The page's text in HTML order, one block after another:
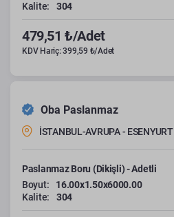
Kalite:
304
479,51 ₺/Adet
KDV Hariç: 399,59 ₺/Adet
Oba Paslanmaz
İSTANBUL-AVRUPA - ESENYURT
Paslanmaz Boru (Dikişli) - Adetli
Boyut:
16.00x1.50x6000.00
Kalite:
304